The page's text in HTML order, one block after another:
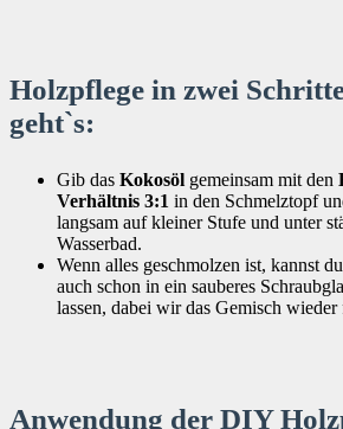
Holzpflege in zwei
geht`s:
Gib das Kokosöl gemeinsam mit den
Verhältnis 3:1 in den Schmelztopf
langsam auf kleiner Stufe und unter
Wasserbad.
Wenn alles geschmolzen ist, kannst
auch schon in ein sauberes
lassen, dabei wir das Gemisch wieder
Anwendung der DIY